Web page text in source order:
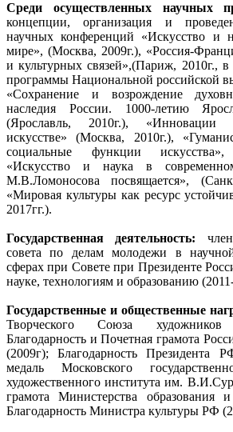
Среди осуществленных научных
концепции, организация и
научных конференций «Искусство и
мире», (Москва, 2009г.), «Россия-
и культурных связей»,(Париж, 2010г.,
программы Национальной российской
«Сохранение и возрождение
наследия России. 1000-летию
(Ярославль, 2010г.), «Инновации
искусстве» (Москва, 2010г.),
социальные функции
«Искусство и наука в
М.В.Ломоносова посвящается»,
«Мировая культуры как ресурс
2017гг.).
Государственная деятельность:
совета по делам молодежи в
сферах при Совете при Президенте
науке, технологиям и образованию
Государственные и общественные
Творческого Союза
Благодарность и Почетная грамота
(2009г); Благодарность Президента
медаль Московского
художественного института им.
грамота Министерства образования
Благодарность Министра культуры РФ